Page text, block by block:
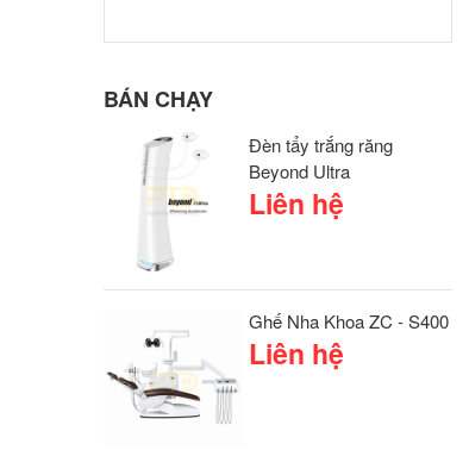
BÁN CHẠY
Đèn tẩy trắng răng
Beyond Ultra
Liên hệ
Ghế Nha Khoa ZC - S400
Liên hệ